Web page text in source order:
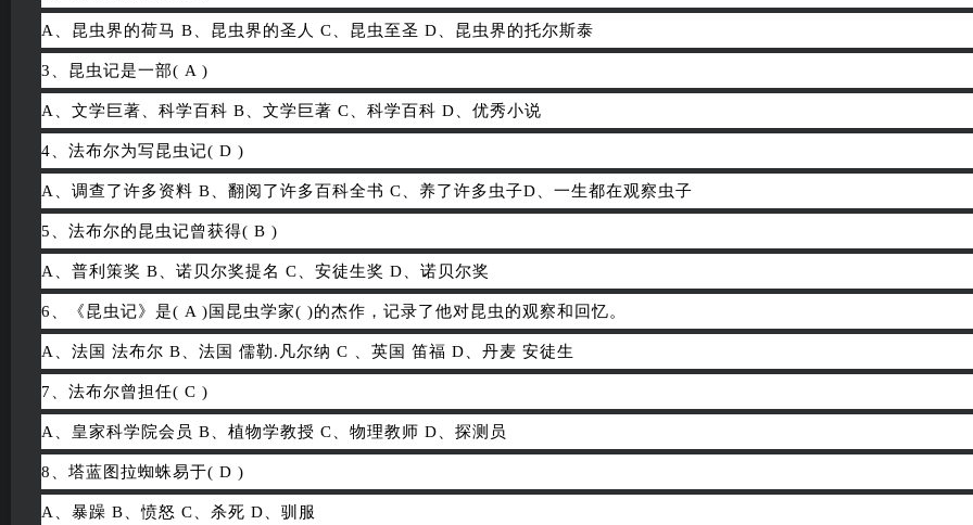
A、昆虫界的荷马 B、昆虫界的圣人 C、昆虫至圣 D、昆虫界的托尔斯泰
3、昆虫记是一部( A )
A、文学巨著、科学百科 B、文学巨著 C、科学百科 D、优秀小说
4、法布尔为写昆虫记( D )
A、调查了许多资料 B、翻阅了许多百科全书 C、养了许多虫子D、一生都在观察虫子
5、法布尔的昆虫记曾获得( B )
A、普利策奖 B、诺贝尔奖提名 C、安徒生奖 D、诺贝尔奖
6、《昆虫记》是( A )国昆虫学家( )的杰作，记录了他对昆虫的观察和回忆。
A、法国 法布尔 B、法国 儒勒.凡尔纳 C 、英国 笛福 D、丹麦 安徒生
7、法布尔曾担任( C )
A、皇家科学院会员 B、植物学教授 C、物理教师 D、探测员
8、塔蓝图拉蜘蛛易于( D )
A、暴躁 B、愤怒 C、杀死 D、驯服